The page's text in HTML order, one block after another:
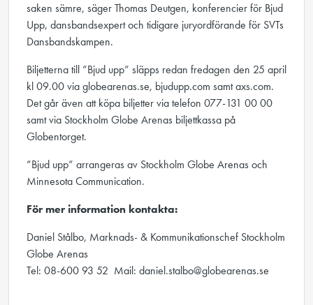
saken sämre, säger Thomas Deutgen, konferencier för Bjud
Upp, dansbandsexpert och tidigare juryordförande för SVTs
Dansbandskampen.
Biljetterna till ”Bjud upp” släpps redan fredagen den 25 april
kl 09.00 via globearenas.se, bjudupp.com samt axs.com.
Det går även att köpa biljetter via telefon 077-131 00 00
samt via Stockholm Globe Arenas biljettkassa på
Globentorget.
”Bjud upp” arrangeras av Stockholm Globe Arenas och
Minnesota Communication.
För mer information kontakta:
Daniel Stålbo, Marknads- & Kommunikationschef Stockholm
Globe Arenas
Tel: 08-600 93 52 Mail: daniel.stalbo@globearenas.se